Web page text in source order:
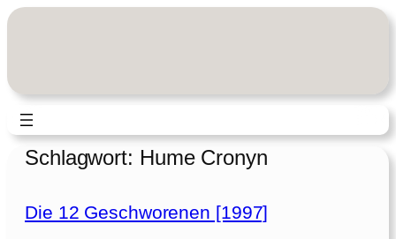
Zum
Schlagwort: Hume Cronyn
Die 12 Geschworenen [1997]